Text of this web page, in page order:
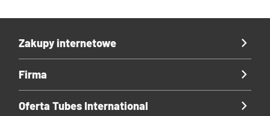
Zakupy internetowe
Firma
Oferta Tubes International